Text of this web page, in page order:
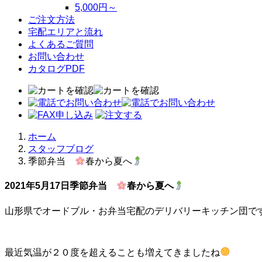
5,000円～
ご注文方法
宅配エリアと流れ
よくあるご質問
お問い合わせ
カタログPDF
ホーム
スタッフブログ
季節弁当
春から夏へ
2021年5月17日 季節弁当 春から夏へ
山形県でオードブル・お弁当宅配のデリバリーキッチン団で
最近気温が２０度を超えることも増えてきましたね